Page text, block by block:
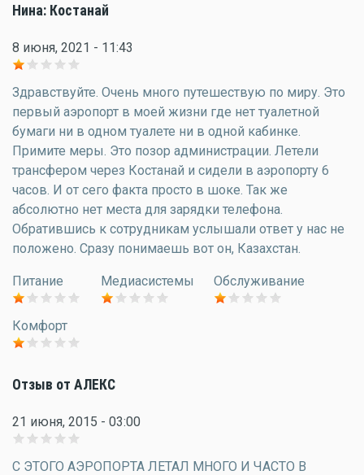
Нина: Костанай
8 июня, 2021 - 11:43
Здравствуйте. Очень много путешествую по миру. Это
первый аэропорт в моей жизни где нет туалетной
бумаги ни в одном туалете ни в одной кабинке.
Примите меры. Это позор администрации. Летели
трансфером через Костанай и сидели в аэропорту 6
часов. И от сего факта просто в шоке. Так же
абсолютно нет места для зарядки телефона.
Обратившись к сотрудникам услышали ответ у нас не
положено. Сразу понимаешь вот он, Казахстан.
Питание Медиасистемы Обслуживание
Комфорт
Отзыв от АЛЕКС
21 июня, 2015 - 03:00
С ЭТОГО АЭРОПОРТА ЛЕТАЛ МНОГО И ЧАСТО В